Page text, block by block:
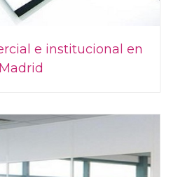
e institucional en
Madrid